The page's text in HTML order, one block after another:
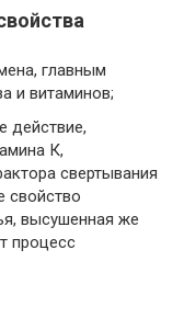
главным
и витаминов;
действие,
К,
свертывания
свойство
высушенная же
процесс